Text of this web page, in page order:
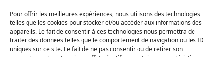
Pour offrir les meilleures expériences, nous utilisons des technologies
telles que les cookies pour stocker et/ou accéder aux informations des
appareils. Le fait de consentir à ces technologies nous permettra de
traiter des données telles que le comportement de navigation ou les ID
uniques sur ce site. Le fait de ne pas consentir ou de retirer son
Les Réveils du XIXe siècle s’inscrivent dans le contexte
du romantisme. Ils mettent en place une piété plus
existentielle et sentimentale, « réveillée » par rapport
à une foi jugée affadie ou routinière.